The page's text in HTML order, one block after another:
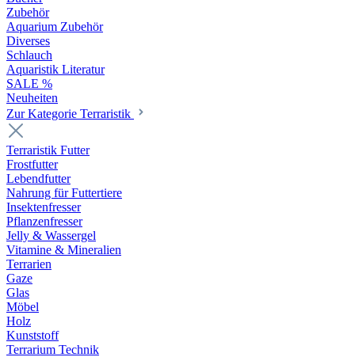
Zubehör
Aquarium Zubehör
Diverses
Schlauch
Aquaristik Literatur
SALE %
Neuheiten
Zur Kategorie Terraristik
Terraristik Futter
Frostfutter
Lebendfutter
Nahrung für Futtertiere
Insektenfresser
Pflanzenfresser
Jelly & Wassergel
Vitamine & Mineralien
Terrarien
Gaze
Glas
Möbel
Holz
Kunststoff
Terrarium Technik